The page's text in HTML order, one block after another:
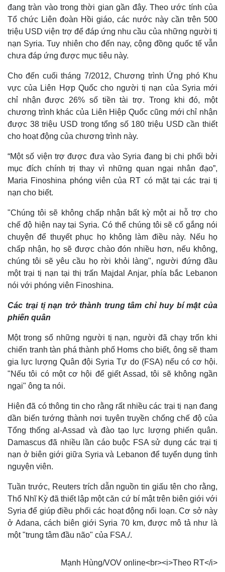
Thế giới
Quan sát
Cuộc sống đó đây
Multimedia
Video
Infographic
đang tràn vào trong thời gian gần đây. Theo ước tính của
Tổ chức Liên đoàn Hồi giáo, các nước này cần trên 500
triệu USD viện trợ để đáp ứng nhu cầu của những người tị
nạn Syria. Tuy nhiên cho đến nay, cộng đồng quốc tế vẫn
chưa đáp ứng được mục tiêu này.
Cho đến cuối tháng 7/2012, Chương trình Ứng phó Khu
vực của Liên Hợp Quốc cho người tị nạn của Syria mới
chỉ nhận được 26% số tiền tài trợ. Trong khi đó, một
chương trình khác của Liên Hiệp Quốc cũng mới chỉ nhận
được 38 triệu USD trong tổng số 180 triệu USD cần thiết
cho hoạt động của chương trình này.
“Một số viện trợ được đưa vào Syria đang bị chi phối bởi
mục đích chính trị thay vì những quan ngại nhân đạo”,
Maria Finoshina phóng viên của RT có mặt tại các trại tị
nạn cho biết.
"Chúng tôi sẽ không chấp nhận bất kỳ một ai hỗ trợ cho
chế độ hiện nay tại Syria. Có thể chúng tôi sẽ cố gắng nói
chuyện để thuyết phục họ không làm điều này. Nếu họ
chấp nhận, họ sẽ được chào đón nhiều hơn, nếu không,
chúng tôi sẽ yêu cầu họ rời khỏi làng", người đứng đầu
một trại tị nạn tại thị trấn Majdal Anjar, phía bắc Lebanon
nói với phóng viên Finoshina.
Các trại tị nạn trở thành trung tâm chỉ huybí mật của
phiến quân
Một trong số những người tị nạn, người đã chạy trốn khi
chiến tranh tàn phá thành phố Homs cho biết, ông sẽ tham
gia lực lượng Quân đội Syria Tự do (FSA) nếu có cơ hội.
"Nếu tôi có một cơ hội để giết Assad, tôi sẽ không ngần
ngại" ông ta nói.
Hiện đã có thông tin cho rằng rất nhiều các trại tị nạn đang
dần biến tướng thành nơi tuyên truyền chống chế độ của
Tổng thống al-Assad và đào tạo lực lượng phiến quân.
Damascus đã nhiều lần cáo buộc FSA sử dụng các trại tị
nạn ở biên giới giữa Syria và Lebanon để tuyển dụng tình
nguyện viên.
Tuần trước, Reuters trích dẫn nguồn tin giấu tên cho rằng,
Thổ Nhĩ Kỳ đã thiết lập một căn cứ bí mật trên biên giới với
Syria để giúp điều phối các hoạt động nổi loạn. Cơ sở này
ở Adana, cách biên giới Syria ​​70 km, được mô tả như là
một "trung tâm đầu não" của FSA./.
Mạnh Hùng/VOV online<br><i>Theo RT</i>